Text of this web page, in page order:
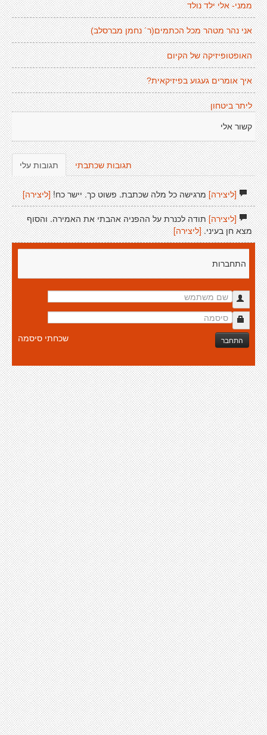
ממני- אלי ילד נולד
אני נהר מטהר מכל הכתמים(ר´ נחמן מברסלב)
האופטופיזיקה של הקיום
איך אומרים געגוע בפיזיקאית?
ליתר ביטחון
קשור אלי
תגובות עלי תגובות שכתבתי
[ליצירה]מרגישה כל מלה שכתבת. פשוט כך. יישר כח! [ליצירה]
[ליצירה]תודה לכנרת על ההפניה אהבתי את האמירה. והסוף
מצא חן בעיני. [ליצירה]
התחברות
התחבר שכחתי סיסמה